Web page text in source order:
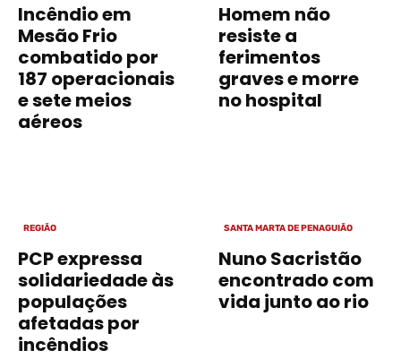
Incêndio em
Mesão Frio
combatido por
187 operacionais
e sete meios
aéreos
Homem não
resiste a
ferimentos
graves e morre
no hospital
REGIÃO
PCP expressa
solidariedade às
populações
afetadas por
incêndios
SANTA MARTA DE PENAGUIÃO
Nuno Sacristão
encontrado com
vida junto ao rio